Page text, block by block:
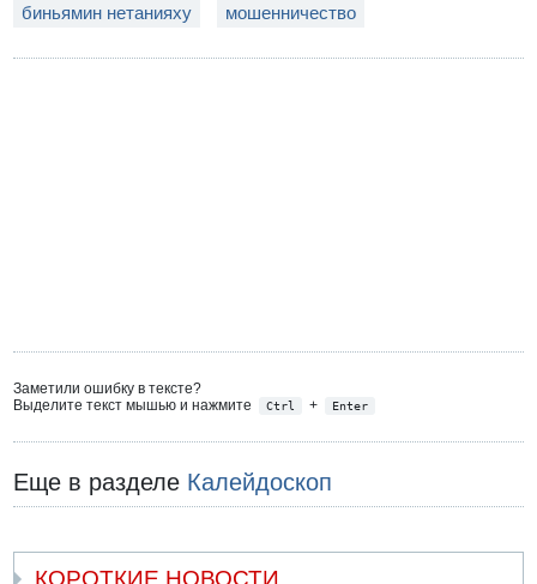
биньямин нетанияху
мошенничество
Заметили ошибку в тексте?
Выделите текст мышью и нажмите
Ctrl + Enter
Еще в разделе Калейдоскоп